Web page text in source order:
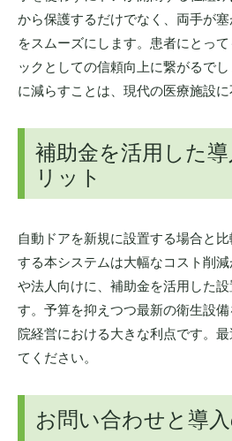
から保護するだけでなく、両手が
をスムーズにします。患者にとっ
ックとしての信頼向上に繋がるで
に減らすことは、現代の医療施設に
補助金を活用した
リット
自動ドアを新規に設置する場合と
する本システムは大幅なコスト削
や法人向けに、補助金を活用した
す。予算を抑えつつ最新の衛生設
院経営における大きな利点です。
てください。
お問い合わせと導